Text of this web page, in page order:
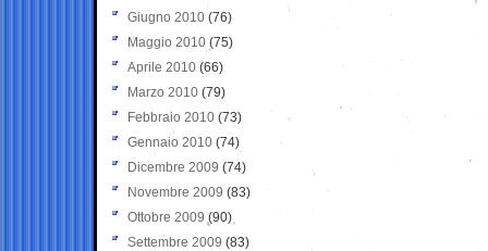
Giugno 2010 (76)
Maggio 2010 (75)
Aprile 2010 (66)
Marzo 2010 (79)
Febbraio 2010 (73)
Gennaio 2010 (74)
Dicembre 2009 (74)
Novembre 2009 (83)
Ottobre 2009 (90)
Settembre 2009 (83)